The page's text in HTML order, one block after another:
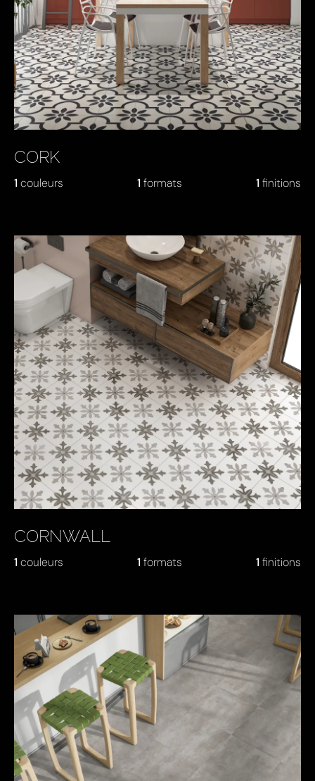
CORK
1 couleurs 1 formats 1 finitions
CORNWALL
1 couleurs 1 formats 1 finitions